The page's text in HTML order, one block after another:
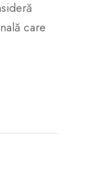
care